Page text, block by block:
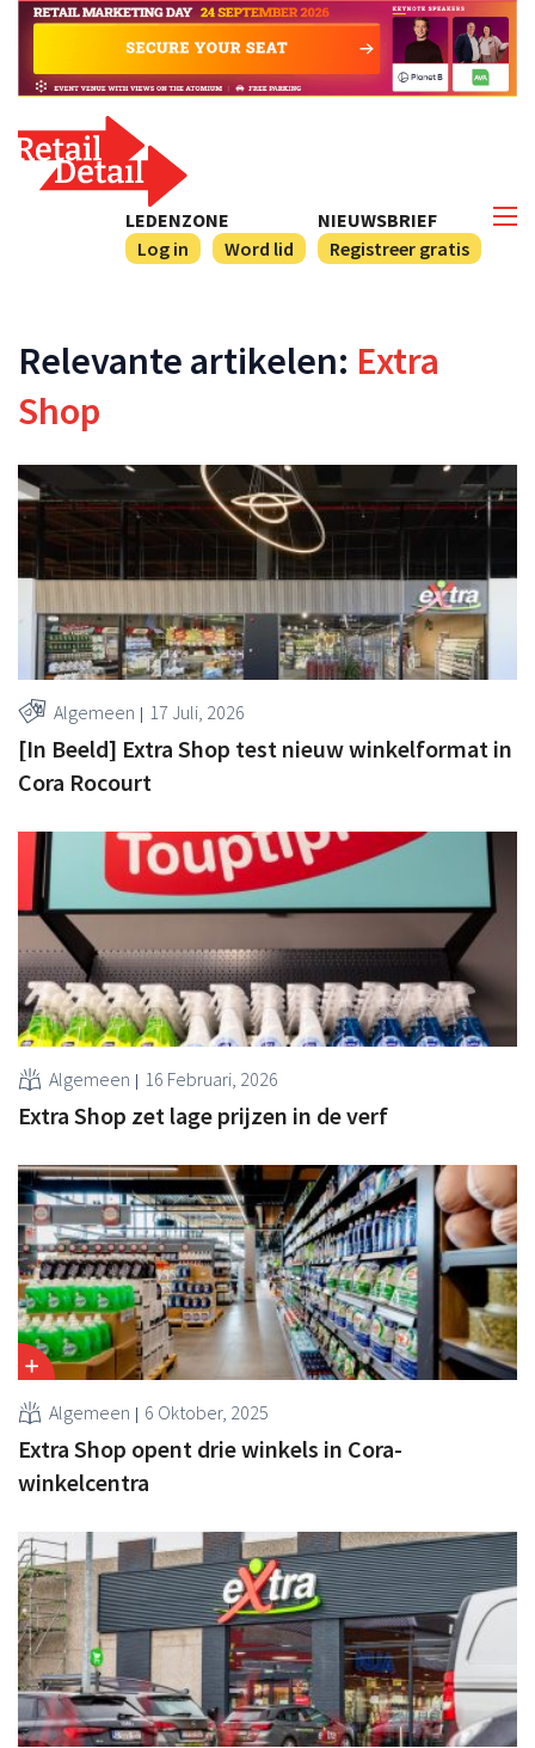
NIEUWSBRIEF
Registreer gratis
LEDENZONE
Log in
Word lid
Relevante artikelen: Extra
Shop
Algemeen 17 Juli, 2026
[In Beeld] Extra Shop test nieuw winkelformat in
Cora Rocourt
Algemeen 16 Februari, 2026
Extra Shop zet lage prijzen in de verf
Algemeen 6 Oktober, 2025
Extra Shop opent drie winkels in Cora-
winkelcentra